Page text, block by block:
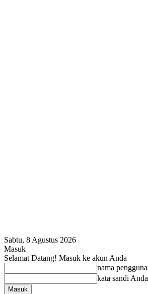
Sabtu, 8 Agustus 2026
Masuk
Selamat Datang! Masuk ke akun Anda
nama pengguna
kata sandi Anda